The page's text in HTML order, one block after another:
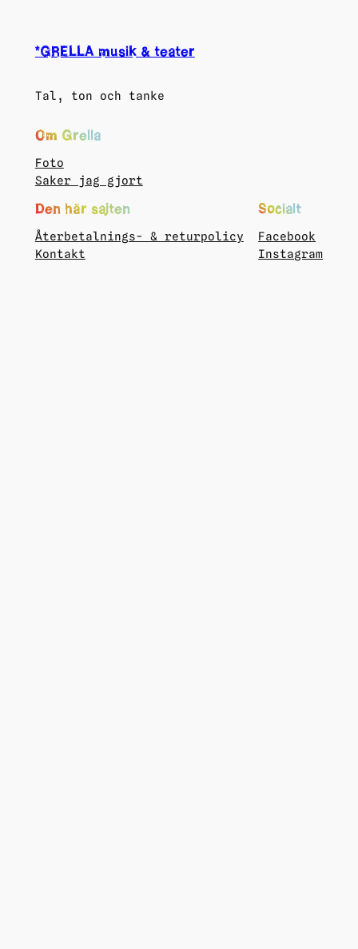
*GRELLA musik & teater
Tal, ton och tanke
Om Grella
Foto
Saker jag gjort
Den här sajten
Återbetalnings- & returpolicy
Kontakt
Socialt
Facebook
Instagram